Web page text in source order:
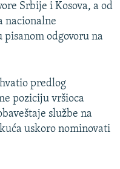
Srbije i Kosova, a od
nacionalne
pisanom odgovoru na
predlog
poziciju vršioca
službe na
uskoro nominovati